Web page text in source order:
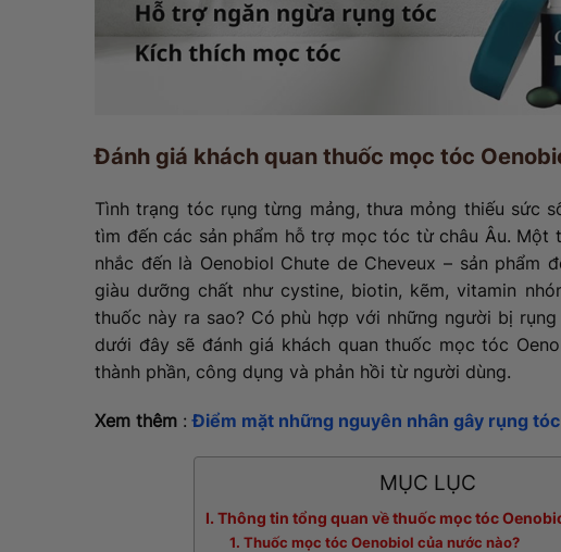
Đánh giá khách quan thuốc mọc tóc
Tình trạng tóc rụng từng mảng, thưa mỏng thiếu sức
tìm đến các sản phẩm hỗ trợ mọc tóc từ châu Âu. Một
nhắc đến là Oenobiol Chute de Cheveux – sản phẩm
giàu dưỡng chất như cystine, biotin, kẽm, vitamin
thuốc này ra sao? Có phù hợp với những người bị
dưới đây sẽ đánh giá khách quan thuốc mọc tóc
thành phần, công dụng và phản hồi từ người dùng.
Xem thêm :Điểm mặt những nguyên nhân gây rụng
MỤC LỤC
I. Thông tin tổng quan về thuốc mọc tóc
1. Thuốc mọc tóc Oenobiol của nước nào?